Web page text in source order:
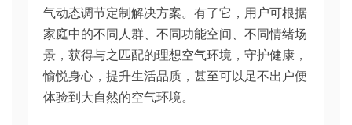
气动态调节定制解决方案。有了它，用户可根据
家庭中的不同人群、不同功能空间、不同情绪场
景，获得与之匹配的理想空气环境，守护健康，
愉悦身心，提升生活品质，甚至可以足不出户便
体验到大自然的空气环境。